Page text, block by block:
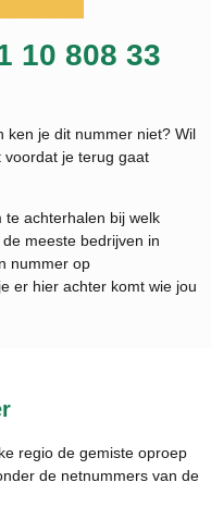
10 808 33
ken je dit nummer niet? Wil
voordat je terug gaat
te achterhalen bij welk
meeste bedrijven in
nummer op
er hier achter komt wie jou
regio de gemiste oproep
de netnummers van de